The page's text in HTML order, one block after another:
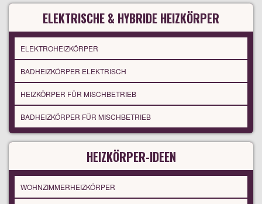
ELEKTRISCHE & HYBRIDE HEIZKÖRPER
ELEKTROHEIZKÖRPER
BADHEIZKÖRPER ELEKTRISCH
HEIZKÖRPER FÜR MISCHBETRIEB
BADHEIZKÖRPER FÜR MISCHBETRIEB
HEIZKÖRPER-IDEEN
WOHNZIMMERHEIZKÖRPER